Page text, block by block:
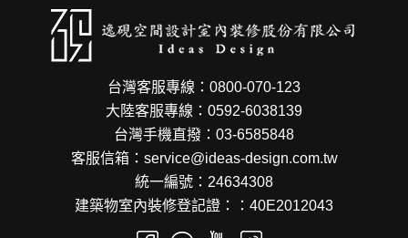
台灣客服專線：0800-070-123
大陸客服專線：0592-6038139
台灣手機直撥：03-6585848
客服信箱：service@ideas-design.com.tw
統一編號：24634308
建築物室內裝修登記證：：40E2012043